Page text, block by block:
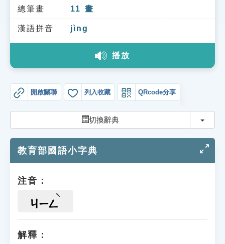
單字索引
生命大百科索引
總筆畫 11 畫
漢語拼音 jìng
播放
開啟關聯 列入收藏 QRcode分享
切換辭典 切換
教育部國語小字典
注音：
ㄐㄧㄥ
解釋：